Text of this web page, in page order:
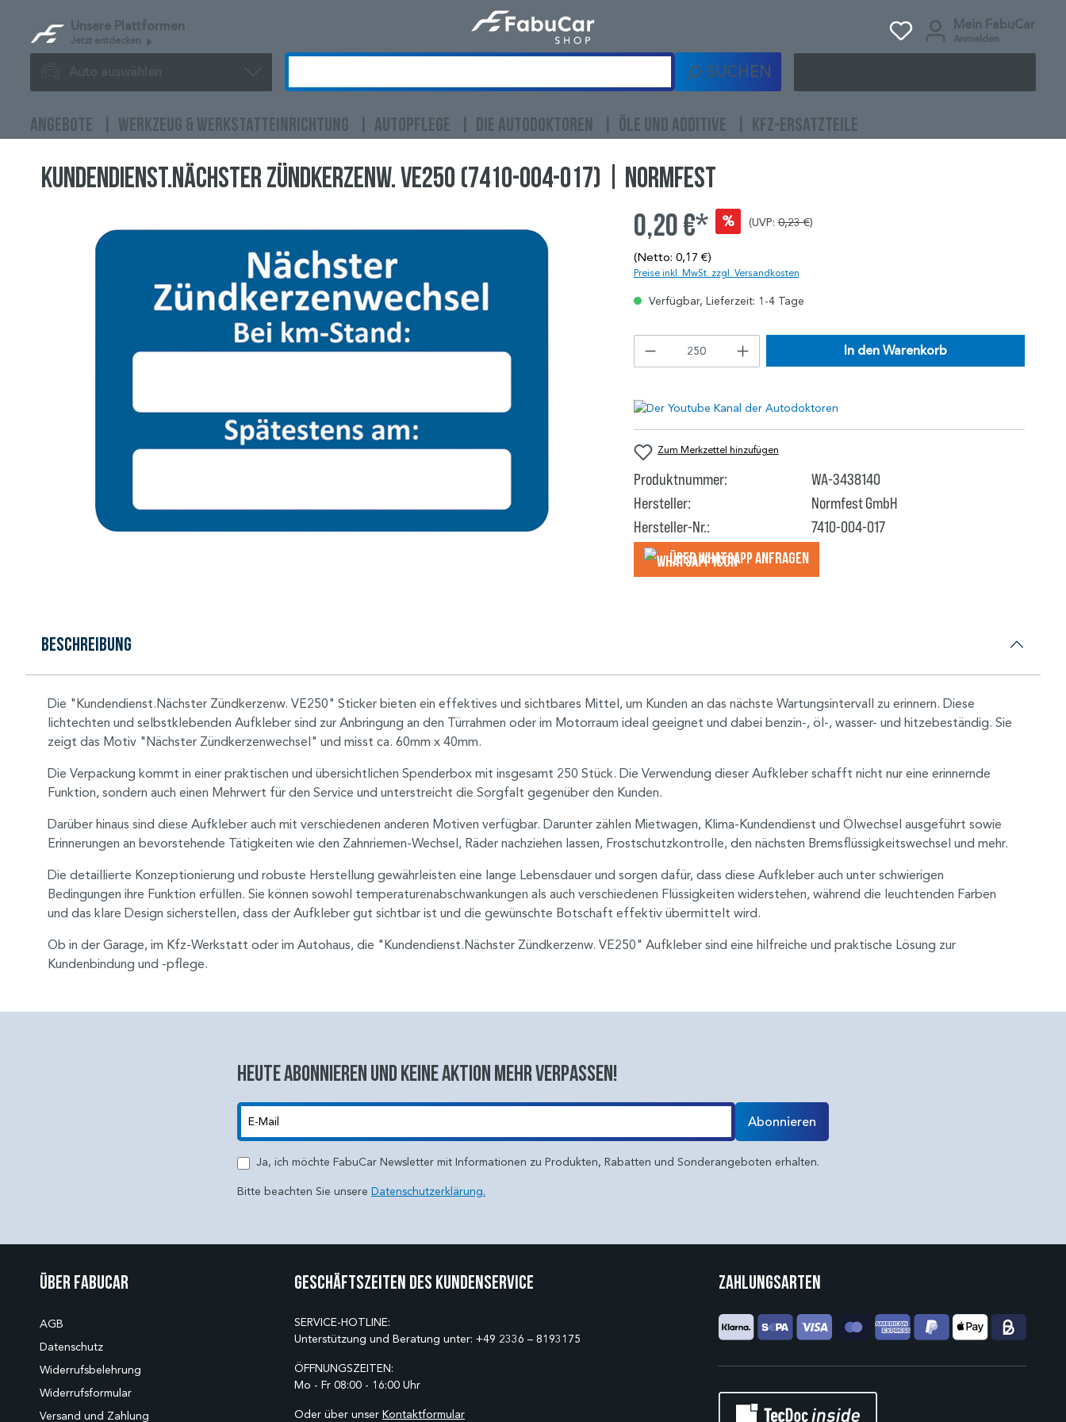
Unsere Plattformen
Jetzt entdecken
Mein FabuCar
Anmelden
Auto auswählen SUCHEN
ANGEBOTE WERKZEUG & WERKSTATTEINRICHTUNG AUTOPFLEGE DIE AUTODOKTOREN ÖLE UND ADDITIVE KFZ-ERSATZTEILE
Kundendienst.Nächster Zündkerzenw. VE250 (7410-004-017) | NORMFEST
0,20 €* % (UVP:0,23 €)
(Netto: 0,17 €)
Preise inkl. MwSt. zzgl. Versandkosten
Verfügbar, Lieferzeit: 1-4 Tage
In den Warenkorb
Zum Merkzettel hinzufügen
Produktnummer:
WA-3438140
Hersteller:
Normfest GmbH
Hersteller-Nr.:
7410-004-017
Über WhatsApp anfragеn
Beschreibung
Die "Kundendienst.Nächster Zündkerzenw. VE250" Sticker bieten ein effektives und sichtbares Mittel, um Kunden an das nächste Wartungsintervall zu erinnern. Diese
lichtechten und selbstklebenden Aufkleber sind zur Anbringung an den Türrahmen oder im Motorraum ideal geeignet und dabei benzin-, öl-, wasser- und hitzebeständig. Sie
zeigt das Motiv "Nächster Zündkerzenwechsel" und misst ca. 60mm x 40mm.
Die Verpackung kommt in einer praktischen und übersichtlichen Spenderbox mit insgesamt 250 Stück. Die Verwendung dieser Aufkleber schafft nicht nur eine erinnernde
Funktion, sondern auch einen Mehrwert für den Service und unterstreicht die Sorgfalt gegenüber den Kunden.
Darüber hinaus sind diese Aufkleber auch mit verschiedenen anderen Motiven verfügbar. Darunter zählen Mietwagen, Klima-Kundendienst und Ölwechsel ausgeführt sowie
Erinnerungen an bevorstehende Tätigkeiten wie den Zahnriemen-Wechsel, Räder nachziehen lassen, Frostschutzkontrolle, den nächsten Bremsflüssigkeitswechsel und mehr.
Die detaillierte Konzeptionierung und robuste Herstellung gewährleisten eine lange Lebensdauer und sorgen dafür, dass diese Aufkleber auch unter schwierigen
Bedingungen ihre Funktion erfüllen. Sie können sowohl temperaturenabschwankungen als auch verschiedenen Flüssigkeiten widerstehen, während die leuchtenden Farben
und das klare Design sicherstellen, dass der Aufkleber gut sichtbar ist und die gewünschte Botschaft effektiv übermittelt wird.
Ob in der Garage, im Kfz-Werkstatt oder im Autohaus, die "Kundendienst.Nächster Zündkerzenw. VE250" Aufkleber sind eine hilfreiche und praktische Lösung zur
Kundenbindung und -pflege.
Heute abonnieren und keine aktion mehr verpassen!
Abonnieren
Ja, ich möchte FabuCar Newsletter mit Informationen zu Produkten, Rabatten und Sonderangeboten erhalten.
Bitte beachten Sie unsere Datenschutzerklärung.
Über Fabucar
AGB
Datenschutz
Widerrufsbelehrung
Widerrufsformular
Versand und Zahlung
Geschäftszeiten des Kundenservice
SERVICE-HOTLINE:
Unterstützung und Beratung unter: +49 2336 – 8193175
ÖFFNUNGSZEITEN:
Mo - Fr 08:00 - 16:00 Uhr
Oder über unser Kontaktformular
Zahlungsarten